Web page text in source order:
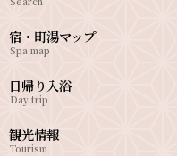
宿・町湯マップ
Spa map
日帰り入浴
Day trip
観光情報
Tourism